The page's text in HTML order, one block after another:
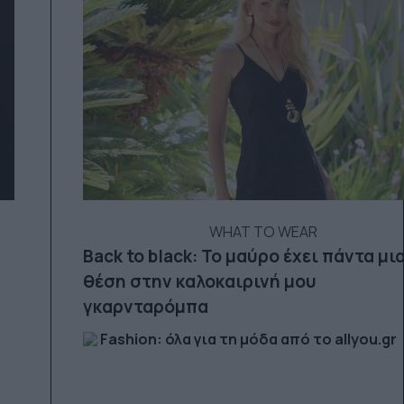
WHAT TO WEAR
Back to black: Το μαύρο έχει πάντα
θέση στην καλοκαιρινή μου
γκαρνταρόμπα
Fashion: όλα για τη μόδα από το allyou.gr